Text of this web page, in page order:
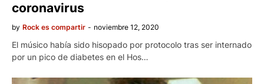
coronavirus
by Rock es compartir - noviembre 12, 2020
El músico había sido hisopado por protocolo tras ser internado
por un pico de diabetes en el Hos…